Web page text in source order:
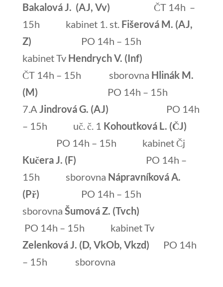
Bakalová J. (AJ, Vv) ČT 14h –
15h kabinet 1. st. Fišerová M. (AJ,
Z) PO 14h – 15h
kabinet Tv Hendrych V. (Inf)
ČT 14h – 15h sborovna Hlinák M.
(M)
PO 14h – 15h
7.A Jindrová G. (AJ) PO 14h
– 15h uč. č. 1 Kohoutková L. (ČJ)
PO 14h – 15h kabinet Čj
Kučera J. (F)
PO 14h –
15h sborovna Nápravníková A.
(Př) PO 14h – 15h
sborovna Šumová Z. (Tvch)
PO 14h – 15h kabinet Tv
Zelenková J. (D, VkOb, Vkzd) PO 14h
– 15h sborovna